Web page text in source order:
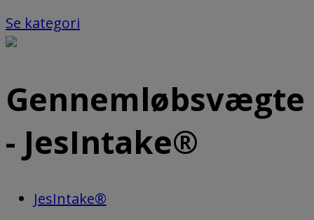
Se kategori
Gennemløbsvægte
- JesIntake®
JesIntake®